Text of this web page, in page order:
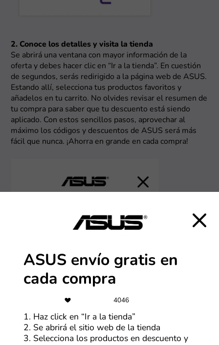
2. Conoce los detalles y visita la tienda
Se abrirá una ventana con mayor información de la
oferta y debes hacer clic en “Ir a la tienda”. En cuestión
de segundos, serás redirigido a la página web de ASUS.
Estando allí, selecciona tus productos favoritos y
añadelos en tu carrito. No olvides revisar el resumen de
tu compra para saber que tu descuento está siendo
aplicado. Con estos sencillos pasos, aprovechar al
máximo los códigos y descuentos de ASUS será más
fácil que nunca. ¡Ahorra en grande en cada compra!
ASUS envío gratis en
cada compra
4046
1. Haz click en “Ir a la tienda”
2. Se abrirá el sitio web de la tienda
3. Selecciona los productos en descuento y